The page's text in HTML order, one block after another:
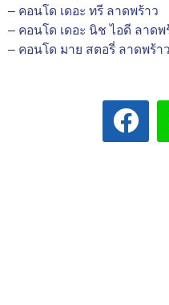
– คอนโด เดอะ ทรี ลาดพร้าว
– คอนโด เดอะ นิช ไอดี ลาดพ
– คอนโด มาย สตอรี่ ลาดพร้า